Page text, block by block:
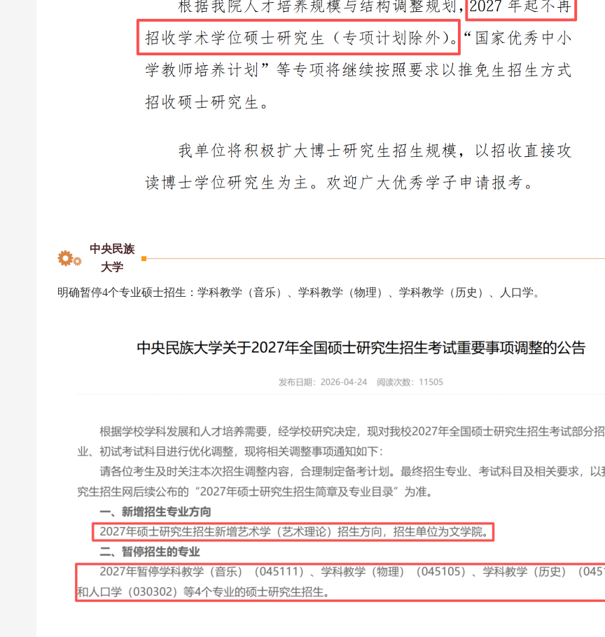
中央民族
大学
明确暂停4个专业硕士招生：学科教学（音乐）、学科教学（物理）、学科教学（历史）、人口学。